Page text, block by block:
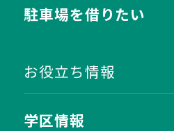
駐車場を借りたい
お役立ち情報
学区情報